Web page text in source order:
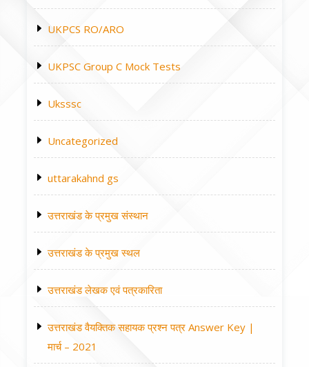
UKPCS RO/ARO
UKPSC Group C Mock Tests
Uksssc
Uncategorized
uttarakahnd gs
उत्तराखंड के प्रमुख संस्थान
उत्तराखंड के प्रमुख स्थल
उत्तराखंड लेखक एवं पत्रकारिता
उत्तराखंड वैयक्तिक सहायक प्रश्न पत्र Answer Key |
मार्च – 2021